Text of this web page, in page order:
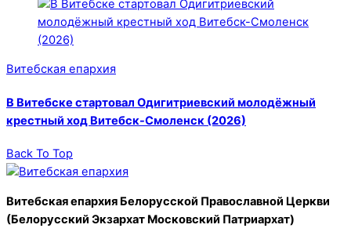
Витебская епархия
В Витебске стартовал Одигитриевский молодёжный
крестный ход Витебск-Смоленск (2026)
Back To Top
Витебская епархия Белорусской Православной Церкви
(Белорусский Экзархат Московский Патриархат)